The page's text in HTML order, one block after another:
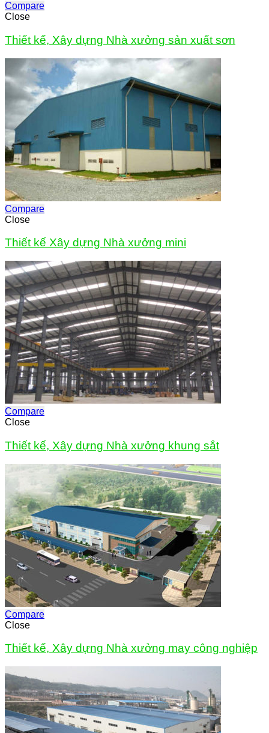
Compare
Close
Thiết kế, Xây dựng Nhà xưởng sản xuất sơn
Compare
Close
Thiết kế Xây dựng Nhà xưởng mini
Compare
Close
Thiết kế, Xây dựng Nhà xưởng khung sắt
Compare
Close
Thiết kế, Xây dựng Nhà xưởng may công nghiệp